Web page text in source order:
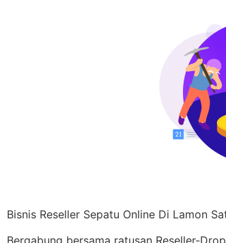
Bisnis Reseller Sepatu Online Di Lamon
Bergabung bersama ratusan Reseller-